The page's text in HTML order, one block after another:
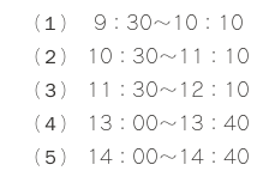
（１）  9：30～10：10
（２） 10：30～11：10
（３） 11：30～12：10
（４） 13：00～13：40
（５） 14：00～14：40